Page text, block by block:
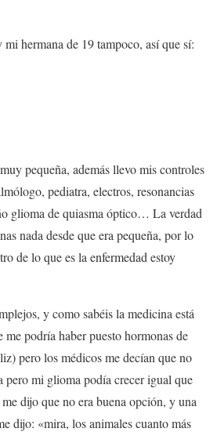
hermana de 19 tampoco, así que sí:
pequeña, además llevo mis controles
pediatra, electros, resonancias
glioma de quiasma óptico… La verdad
nada desde que era pequeña, por lo
de lo que es la enfermedad estoy
y como sabéis la medicina está
podría haber puesto hormonas de
pero los médicos me decían que no
pero mi glioma podía crecer igual que
dijo que no era buena opción, y una
dijo: «mira, los animales cuanto más